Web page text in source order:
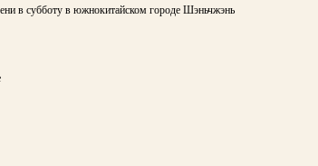
в субботу в южнокитайском городе Шэньчжэнь